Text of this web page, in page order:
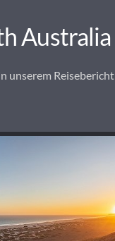
Australia
unserem Reisebericht